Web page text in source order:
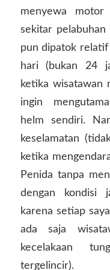
menyewa
sekitar pelabuhan
pun dipatok
hari (bukan 24
ketika wisatawan
ingin
helm sendiri.
keselamatan
ketika
Penida tanpa
dengan kondisi
karena setiap
ada saja
kecelakaan
tergelincir).